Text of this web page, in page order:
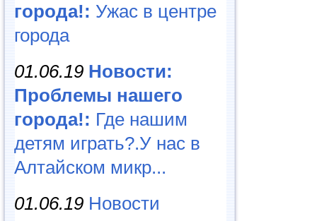
города!: Ужас в центре
города
01.06.19 Новости:
Проблемы нашего
города!: Где нашим
детям играть?.У нас в
Алтайском микр...
01.06.19 Новости